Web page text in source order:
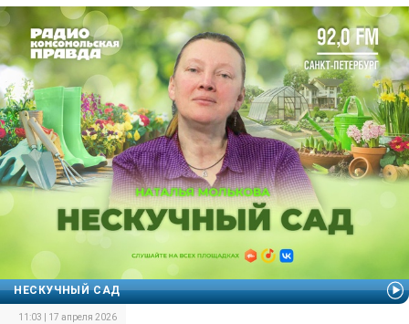
НЕСКУЧНЫЙ САД
11:03 | 17 апреля 2026